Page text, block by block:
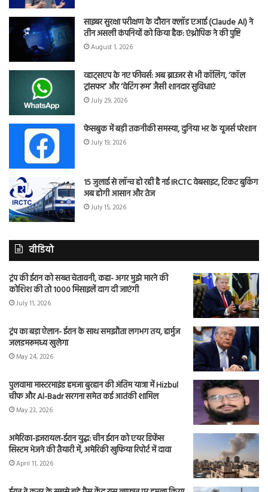
साइबर सुरक्षा परीक्षण के दौरान क्लॉड एआई (Claude AI) ने
तीन असली कंपनियों को किया हैक: एंथ्रोपिक ने की पुष्टि
August 1, 2026
व्हाट्सएप के नए फीचर्स: अब ब्राउजर से भी कॉलिंग, ‘कॉल
ट्रांसफर’ और ‘वेटिंग रूम’ जैसी शानदार सुविधाएं
July 29, 2026
फेसबुक में बड़ी तकनीकी समस्या, दुनिया भर के यूजर्स परेशान
July 19, 2026
15 जुलाई से लॉन्च हो रही है नई IRCTC वेबसाइट, टिकट बुकिंग
अब होगी आसान और तेज
July 15, 2026
वीडियो
ट्रंप की ईरान को सख्त चेतावनी, कहा- अगर मुझे मारने की
कोशिश की तो 1000 मिसाइलें दाग दी जाएंगी
July 11, 2026
ट्रंप का बड़ा ऐलान- ईरान के साथ समझौता लगभग तय, हार्मुज
जलडमरूमध्य खुलेगा
May 24, 2026
पुलवामा मास्टरमाइंड हमजा बुरहान की अंतिम यात्रा में Hizbul
चीफ और Al-Badr सरगना समेत कई आतंकी शामिल
May 23, 2026
अमेरिका-इजरायल-ईरान युद्ध: चीन ईरान को एयर डिफेंस
सिस्टम भेजने की तैयारी में, अमेरिकी खुफिया रिपोर्ट में दावा
April 11, 2026